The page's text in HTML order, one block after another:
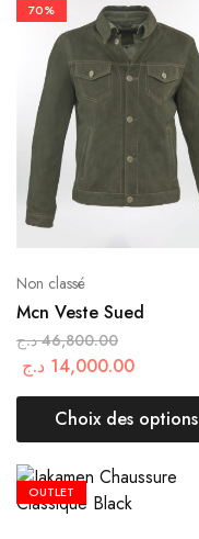
70%
Non classé
Mcn Veste Sued
46,800.00 د.ج
14,000.00 د.ج
Choix des options
OUTLET